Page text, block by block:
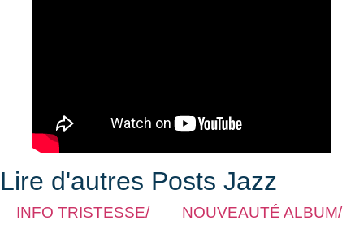
Lire d'autres Posts Jazz
INFO TRISTESSE/ NOUVEAUTÉ ALBUM/